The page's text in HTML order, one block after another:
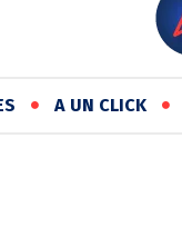
A UN CLICK